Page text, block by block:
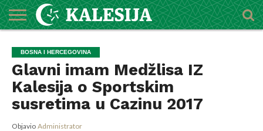
O
MEDŽLISU
DŽEMATI
IMAMI
MEKTEBSKI
CENTAR
VIJESTI
HUTBE
NAJAVE
KALENDAR
KONTAKT
BOSNA I HERCEGOVINA
Glavni imam Medžlisa IZ
Kalesija o Sportskim
susretima u Cazinu 2017
Objavio Administrator